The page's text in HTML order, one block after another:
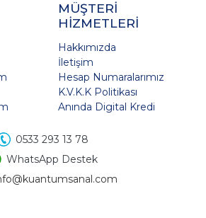
MÜŞTERİ
HİZMETLERİ
Hakkımızda
İletişim
Hesap Numaralarımız
K.V.K.K Politikası
Anında Digital Kredi
0533 293 13 78
WhatsApp Destek